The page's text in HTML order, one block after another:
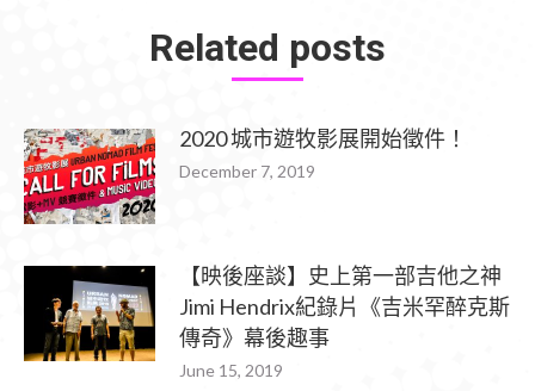
Related posts
2020 城市遊牧影展開始徵件！
December 7, 2019
【映後座談】史上第一部吉他之神
Jimi Hendrix紀錄片《吉米罕醉克斯
傳奇》幕後趣事
June 15, 2019